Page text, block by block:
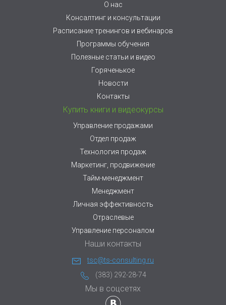
О нас
Консалтинг и консультации
Расписание тренингов и вебинаров
Программы обучения
Полезные статьи и видео
Горяченькое
Новости
Контакты
Купить книги и видеокурсы
Управление продажами
Отдел продаж
Технология продаж
Маркетинг, продвижение
Тайм-менеджмент
Менеджмент
Личная эффективность
Отраслевые
Управление персоналом
Наши контакты
tsc@ts-consulting.ru
(383) 292-28-74
Мы в соцсетях